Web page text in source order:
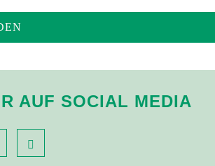
AUF SOCIAL MEDIA